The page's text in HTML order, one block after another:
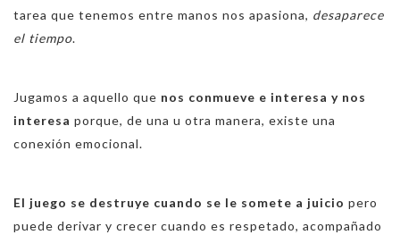
tarea que tenemos entre manos nos apasiona, desaparece
el tiempo.
Jugamos a aquello que nos conmueve e interesa y nos
interesa porque, de una u otra manera, existe una
conexión emocional.
El juego se destruye cuando se le somete a juicio pero
puede derivar y crecer cuando es respetado, acompañado